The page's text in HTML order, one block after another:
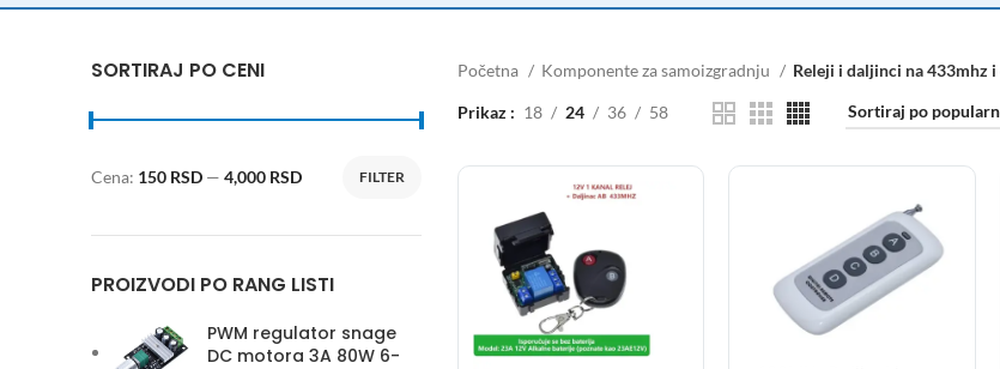
SORTIRAJ PO CENI
FILTER
Cena: 150 RSD — 4,000 RSD
PROIZVODI PO RANG LISTI
PWM regulator snage
DC motora 3A 80W 6-
Početna Komponente za samoizgradnju Releji i daljinci na 433mhz
Prikaz 18 24 36 58